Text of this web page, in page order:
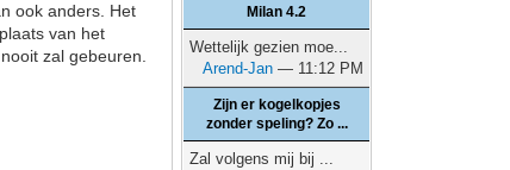
ook anders. Het
van het
zal gebeuren.
Milan 4.2
Wettelijk gezien moe...
Arend-Jan — 11:12 PM
Zijn er kogelkopjes
zonder speling? Zo ...
Zal volgens mij bij ...